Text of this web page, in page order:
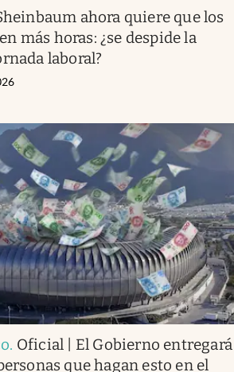
ahora quiere que los
más horas: ¿se despide la
laboral?
. Oficial | El Gobierno entregará
que hagan esto en el